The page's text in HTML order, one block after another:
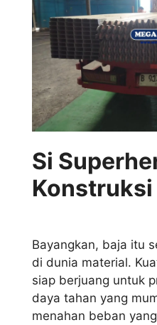
Si
Konstruksi
Bayangkan, baja itu
di dunia material.
siap berjuang untuk
daya tahan yang
menahan beban